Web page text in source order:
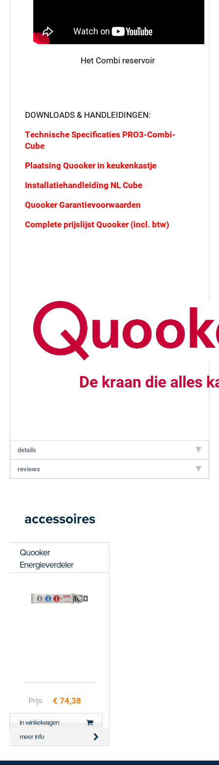
Type de karakters die je in de afbeelding ziet
versturen
Het Combi reservoir
DOWNLOADS & HANDLEIDINGEN:
Technische Specificaties PRO3-Combi-
Cube
Plaatsing Quooker in keukenkastje
Installatiehandleiding NL Cube
Quooker Garantievoorwaarden
Complete prijslijst Quooker (incl. btw)
De kraan die alles
details
reviews
accessoires
Quooker
Energieverdeler
Prijs: € 74,38
in winkelwagen
meer info